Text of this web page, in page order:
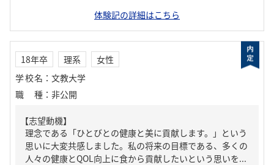
体験記の詳細はこちら
18年卒 理系
女性
学校名 ： 文教大学
職種 ： 非公開
【志望動機】
理念である「ひとびとの健康と美に貢献します。」という
思いに大変共感しました。私の将来の目標である、多くの
人々の健康とQOL向上に食から貢献したいという思いを...